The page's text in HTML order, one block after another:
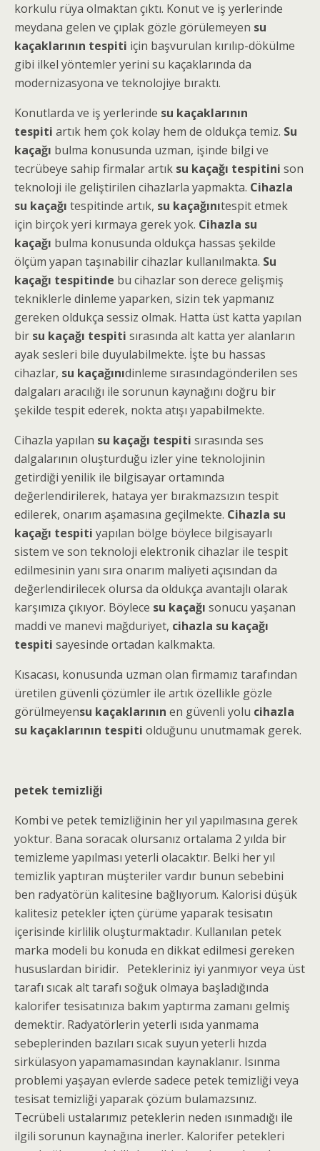
korkulu rüya olmaktan çıktı. Konut ve iş yerlerinde
meydana gelen ve çıplak gözle görülemeyen su
kaçaklarının tespiti için başvurulan kırılıp-dökülme
gibi ilkel yöntemler yerini su kaçaklarında da
modernizasyona ve teknolojiye bıraktı.
Konutlarda ve iş yerlerinde su kaçaklarının
tespiti artık hem çok kolay hem de oldukça temiz. Su
kaçağı bulma konusunda uzman, işinde bilgi ve
tecrübeye sahip firmalar artık su kaçağı tespitini son
teknoloji ile geliştirilen cihazlarla yapmakta. Cihazla
su kaçağı tespitinde artık, su kaçağınıtespit etmek
için birçok yeri kırmaya gerek yok. Cihazla su
kaçağı bulma konusunda oldukça hassas şekilde
ölçüm yapan taşınabilir cihazlar kullanılmakta. Su
kaçağı tespitinde bu cihazlar son derece gelişmiş
tekniklerle dinleme yaparken, sizin tek yapmanız
gereken oldukça sessiz olmak. Hatta üst katta yapılan
bir su kaçağı tespiti sırasında alt katta yer alanların
ayak sesleri bile duyulabilmekte. İşte bu hassas
cihazlar, su kaçağınıdinleme sırasındagönderilen ses
dalgaları aracılığı ile sorunun kaynağını doğru bir
şekilde tespit ederek, nokta atışı yapabilmekte.
Cihazla yapılan su kaçağı tespiti sırasında ses
dalgalarının oluşturduğu izler yine teknolojinin
getirdiği yenilik ile bilgisayar ortamında
değerlendirilerek, hataya yer bırakmazsızın tespit
edilerek, onarım aşamasına geçilmekte. Cihazla su
kaçağı tespiti yapılan bölge böylece bilgisayarlı
sistem ve son teknoloji elektronik cihazlar ile tespit
edilmesinin yanı sıra onarım maliyeti açısından da
değerlendirilecek olursa da oldukça avantajlı olarak
karşımıza çıkıyor. Böylece su kaçağı sonucu yaşanan
maddi ve manevi mağduriyet, cihazla su kaçağı
tespiti sayesinde ortadan kalkmakta.
Kısacası, konusunda uzman olan firmamız tarafından
üretilen güvenli çözümler ile artık özellikle gözle
görülmeyensu kaçaklarının en güvenli yolu cihazla
su kaçaklarının tespiti olduğunu unutmamak gerek.
petek temizliği
Kombi ve petek temizliğinin her yıl yapılmasına gerek
yoktur. Bana soracak olursanız ortalama 2 yılda bir
temizleme yapılması yeterli olacaktır. Belki her yıl
temizlik yaptıran müşteriler vardır bunun sebebini
ben radyatörün kalitesine bağlıyorum. Kalorisi düşük
kalitesiz petekler içten çürüme yaparak tesisatın
içerisinde kirlilik oluşturmaktadır. Kullanılan petek
marka modeli bu konuda en dikkat edilmesi gereken
hususlardan biridir. Petekleriniz iyi yanmıyor veya üst
tarafı sıcak alt tarafı soğuk olmaya başladığında
kalorifer tesisatınıza bakım yaptırma zamanı gelmiş
demektir. Radyatörlerin yeterli ısıda yanmama
sebeplerinden bazıları sıcak suyun yeterli hızda
sirkülasyon yapamamasından kaynaklanır. Isınma
problemi yaşayan evlerde sadece petek temizliği veya
tesisat temizliği yaparak çözüm bulamazsınız.
Tecrübeli ustalarımız peteklerin neden ısınmadığı ile
ilgili sorunun kaynağına inerler. Kalorifer petekleri